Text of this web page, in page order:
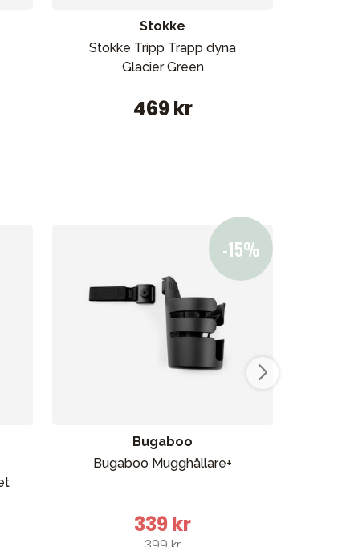
Stokke
Stokke Tripp Trapp dyna
Glacier Green
469 kr
Bugaboo
Bugaboo Mugghållare+
339 kr